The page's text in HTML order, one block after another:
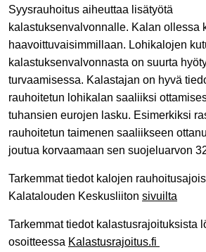
Syysrauhoitus aiheuttaa lisätyötä
kalastuksenvalvonnalle. Kalan ollessa
haavoittuvaisimmillaan. Lohikalojen
kalastuksenvalvonnasta on suurta
turvaamisessa. Kalastajan on hyvä
rauhoitetun lohikalan saaliiksi
tuhansien eurojen lasku. Esimerkiksi
rauhoitetun taimenen saaliikseen
joutua korvaamaan sen suojeluarvon
Tarkemmat tiedot kalojen
Kalatalouden Keskusliiton sivuilta
Tarkemmat tiedot kalastusrajoituksista
osoitteessa Kalastusrajoitus.fi